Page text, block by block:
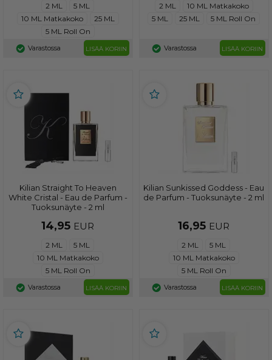
2 ML
5 ML
10 ML Matkakoko
25 ML
5 ML Roll On
Varastossa LISÄÄ KORIIN
2 ML
10 ML Matkakoko
5 ML
25 ML 5 ML Roll On
Varastossa LISÄÄ KORIIN
Kilian Straight To Heaven
White Cristal - Eau de Parfum -
Tuoksunäyte - 2 ml
14,95 EUR
2 ML
5 ML
10 ML Matkakoko
5 ML Roll On
Varastossa LISÄÄ KORIIN
Kilian Sunkissed Goddess - Eau
de Parfum - Tuoksunäyte - 2 ml
16,95 EUR
2 ML
5 ML
10 ML Matkakoko
5 ML Roll On
Varastossa LISÄÄ KORIIN